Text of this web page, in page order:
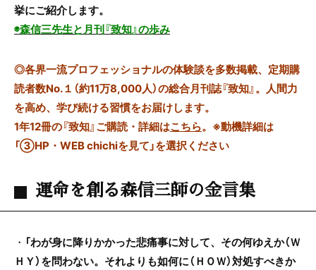
挙にご紹介します。
◉森信三先生と月刊『致知』の歩み
◎各界一流プロフェッショナルの体験談を多数掲載、定期購
読者数No.１（約11万8,000人）の総合月刊誌『致知』。人間力
を高め、学び続ける習慣をお届けします。
1年12冊の『致知』ご購読・詳細はこちら。 ※動機詳細は
「③HP・WEB chichiを見て」を選択ください
運命を創る森信三師の金言集
・ 「わが身に降りかかった悲痛事に対して、その何ゆえか（Ｗ
ＨＹ）を問わない。それよりも如何に（ＨＯＷ）対処すべきか